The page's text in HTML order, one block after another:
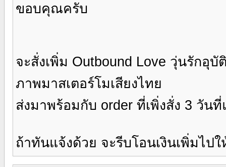
ขอบคุณครับ
จะสั่งเพิ่ม Outbound Love วุ่นรักอุ
ภาพมาสเตอร์โมเสียงไทย
ส่งมาพร้อมกับ order ที่เพิ่งสั่ง 3 วัน
ถ้าทันแจ้งด้วย จะรีบโอนเงินเพิ่มไ